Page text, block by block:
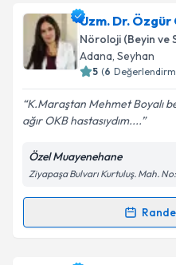
Uzm. Dr.
Nöroloji (Beyin ve
Adana, Seyhan
5 (6
K.Maraştan Mehmet Boyalı
ağır OKB hastasıydım....
Özel Muayenehane
Ziyapaşa Bulvarı Kurtuluş. Mah.
Randevu Takvimi